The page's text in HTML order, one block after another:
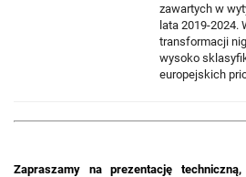
zawartych w
lata 2019-2024.
transformacji
wysoko
europejskich
Zapraszamy na prezentację